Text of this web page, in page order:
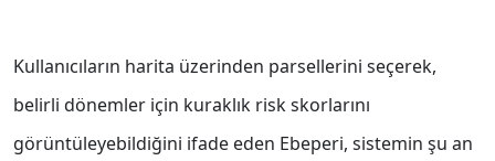
Kullanıcıların harita üzerinden parsellerini seçerek,
belirli dönemler için kuraklık risk skorlarını
görüntüleyebildiğini ifade eden Ebeperi, sistemin şu an